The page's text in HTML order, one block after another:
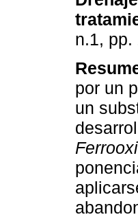
n.1, pp.
por un
un